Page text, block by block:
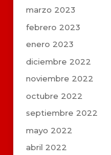
marzo 2023
febrero 2023
enero 2023
diciembre 2022
noviembre 2022
octubre 2022
septiembre 2022
mayo 2022
abril 2022